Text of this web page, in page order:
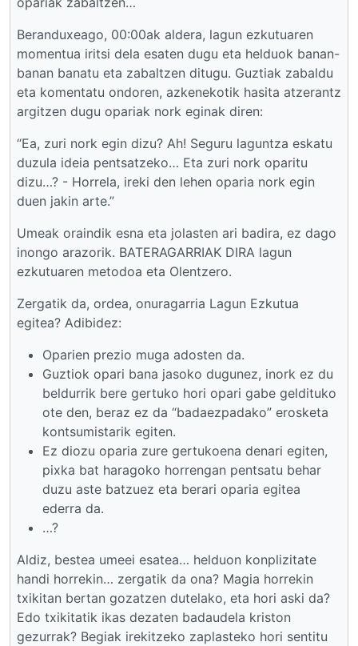
Beranduxeago, 00:00ak aldera, lagun ezkutuaren
momentua iritsi dela esaten dugu eta helduok banan-
banan banatu eta zabaltzen ditugu. Guztiak zabaldu
eta komentatu ondoren, azkenekotik hasita atzerantz
argitzen dugu opariak nork eginak diren:
“Ea, zuri nork egin dizu? Ah! Seguru laguntza eskatu
duzula ideia pentsatzeko… Eta zuri nork oparitu
dizu…? - Horrela, ireki den lehen oparia nork egin
duen jakin arte.”
Umeak oraindik esna eta jolasten ari badira, ez dago
inongo arazorik. BATERAGARRIAK DIRA lagun
ezkutuaren metodoa eta Olentzero.
Zergatik da, ordea, onuragarria Lagun Ezkutua
egitea? Adibidez:
Oparien prezio muga adosten da.
Guztiok opari bana jasoko dugunez, inork ez du
beldurrik bere gertuko hori opari gabe geldituko
ote den, beraz ez da “badaezpadako” erosketa
kontsumistarik egiten.
Ez diozu oparia zure gertukoena denari egiten,
pixka bat haragoko horrengan pentsatu behar
duzu aste batzuez eta berari oparia egitea
ederra da.
…?
Aldiz, bestea umeei esatea… helduon konplizitate
handi horrekin… zergatik da ona? Magia horrekin
txikitan bertan gozatzen dutelako, eta hori aski da?
Edo txikitatik ikas dezaten badaudela kriston
gezurrak? Begiak irekitzeko zaplasteko hori sentitu